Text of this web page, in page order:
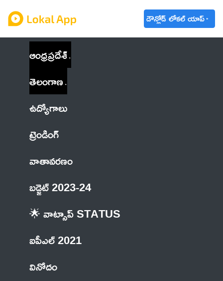
డౌన్లోడ్ లోకల్ యాప్
ఆంధ్రప్రదేశ్
తెలంగాణ
ఉద్యోగాలు
ట్రెండింగ్
వాతావరణం
బడ్జెట్ 2023-24
🌟 వాట్సాప్ STATUS
ఐపీఎల్ 2021
వినోదం